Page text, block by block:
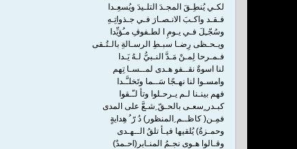
لكـي يُنطِـقَ المجـدَ التلـيدَ ويُسعِـدا
فـقـد واكـبَ الانـصـارَ فـي جـذواتِـهِ
وسُجّـِلَ فـي يـومِ ا لطـفوفِ مـُؤيِّدا
ويـحـظى رِضـا سبـطِ الرسـالةِ بالـتُـقى
فـمـرحا لِمـنْ مَـدَّ النـبيُّ لـهُ يَـدا
لنا اسوةٌ نقــفو هـدى لمــسـا تِهم
وامسـوا لنا نهـجًا سَــما وتَخلـَّـدا
فهم بينـنا لـم يـرحـلوا وتأ لـّـقوا
كبـدر ٍسعـى بالحـقّ ِشـعَّ على المدى
فمِـن( كاظــم ِالمنظور) دُ رّ ُ هِدايةٍ
وحمـزةُ) يُلقيها فيـأ تلقُ الــهـدى
وقـالوا هـوى نجـمُ المنـابر(احـمدٌ)